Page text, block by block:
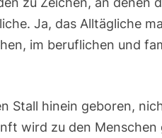
Ja, das Alltägliche
im beruflichen und
Stall hinein geboren,
wird zu den Menschen